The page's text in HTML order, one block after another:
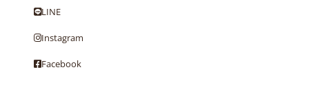
LINE
Instagram
Facebook